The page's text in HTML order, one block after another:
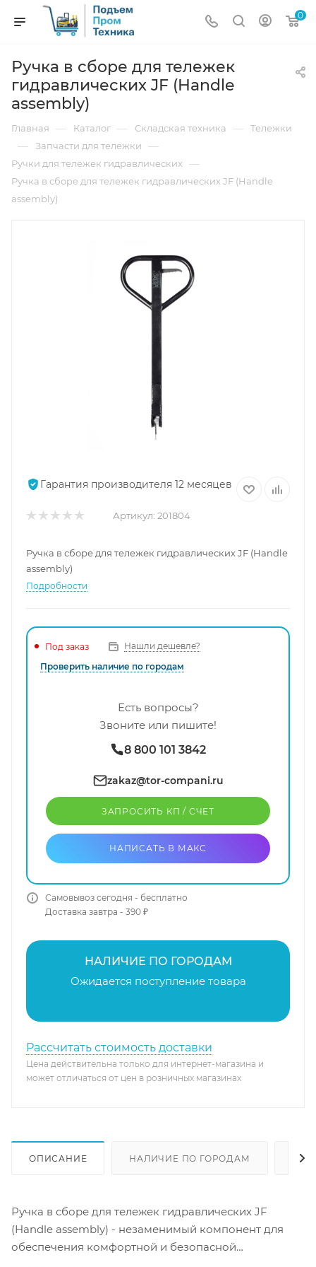
0
Ручка в сборе для тележек
гидравлических JF (Handle
assembly)
Главная — Каталог — Складская техника — Тележки
— Запчасти для тележки —
Ручки для тележек гидравлических —
Ручка в сборе для тележек гидравлических JF (Handle
assembly)
Гарантия производителя 12 месяцев
Артикул: 201804
Ручка в сборе для тележек гидравлических JF (Handle
assembly)
Подробности
Под заказ
Нашли дешевле?
Проверить наличие по городам
Есть вопросы?
Звоните или пишите!
8 800 101 3842
zakaz@tor-compani.ru
ЗАПРОСИТЬ КП / CЧЕТ
НАПИСАТЬ В МАКС
Самовывоз сегодня - бесплатно
Доставка завтра - 390 ₽
НАЛИЧИЕ ПО ГОРОДАМ
Ожидается поступление товара
Рассчитать стоимость доставки
Цена действительна только для интернет-магазина и
может отличаться от цен в розничных магазинах
ОПИСАНИЕ НАЛИЧИЕ ПО ГОРОДАМ
Ручка в сборе для тележек гидравлических JF
(Handle assembly) - незаменимый компонент для
обеспечения комфортной и безопасной